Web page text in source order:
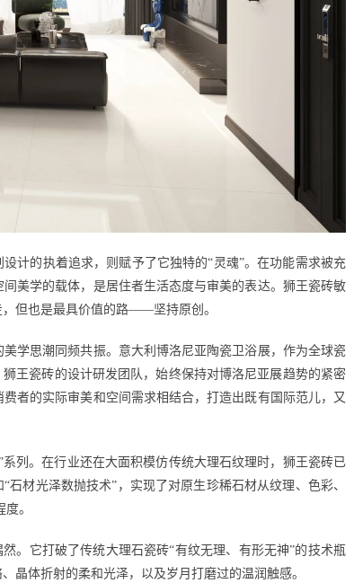
设计的执着追求，则赋予了它独特的“灵魂”。在功能需求被充
美学的载体，是居住者生活态度与审美的表达。狮王瓷砖敏
但也是最具价值的路——坚持原创。
学思潮同频共振。意大利博洛尼亚陶瓷卫浴展，作为全球瓷
王瓷砖的设计研发团队，始终保持对博洛尼亚展趋势的紧密
者的实际审美和空间需求相结合，打造出既有国际范儿，又
列。在行业还在大面积模仿传统大理石纹理时，狮王瓷砖已
材光泽数抛技术”，实现了对原生珍稀石材从纹理、色彩、
。
。它打破了传统大理石瓷砖“有纹无理、有形无神”的技术瓶
晶体折射的柔和光泽，以及岁月打磨过的温润触感。